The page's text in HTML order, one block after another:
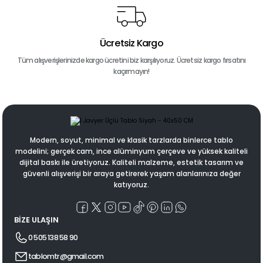
Ücretsiz Kargo
Tüm alışverişlerinizde kargo ücretini biz karşılıyoruz. Ücretsiz kargo fırsatını
kaçırmayın!
Modern, soyut, minimal ve klasik tarzlarda binlerce tablo
modelini; gerçek cam, ince alüminyum çerçeve ve yüksek kaliteli
dijital baskı ile üretiyoruz. Kaliteli malzeme, estetik tasarım ve
güvenli alışverişi bir araya getirerek yaşam alanlarınıza değer
katıyoruz.
BİZE ULAŞIN
0 505 138 58 90
tablomtr@gmail.com